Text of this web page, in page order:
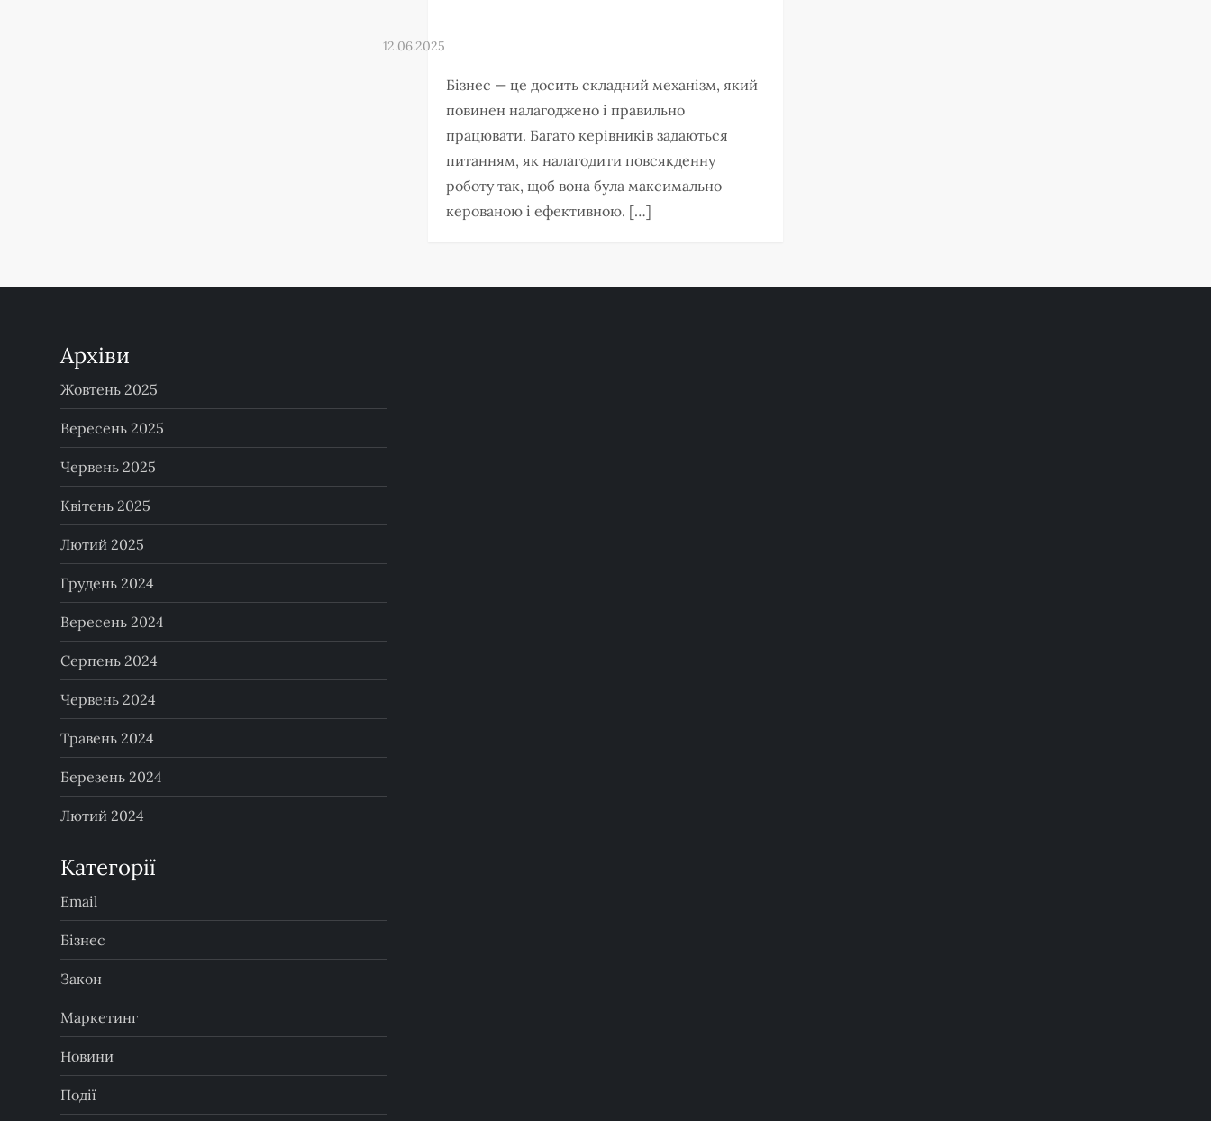
Бізнес — це досить складний механізм, який
повинен налагоджено і правильно
працювати. Багато керівників задаються
питанням, як налагодити повсякденну
роботу так, щоб вона була максимально
керованою і ефективною. […]
Архіви
Жовтень 2025
Вересень 2025
Червень 2025
Квітень 2025
Лютий 2025
Грудень 2024
Вересень 2024
Серпень 2024
Червень 2024
Травень 2024
Березень 2024
Лютий 2024
Категорії
Email
Бізнес
Закон
Маркетинг
Новини
Події